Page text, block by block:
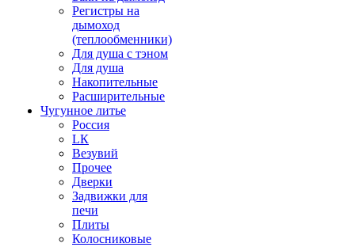
Регистры на
дымоход
(теплообменники)
Для душа с тэном
Для душа
Накопительные
Расширительные
Чугунное литье
Россия
LК
Везувий
Прочее
Дверки
Задвижки для
печи
Плиты
Колосниковые